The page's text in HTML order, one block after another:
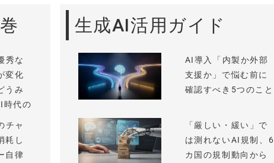
秀な
変化
うみ
代の
チャ
耗し
自律
生成AI活用ガイド
AI導入「内製か外部
支援か」で悩む前に
確認すべき5つのこと
「厳しい・緩い」で
は測れないAI規制、6
カ国の規制動向から